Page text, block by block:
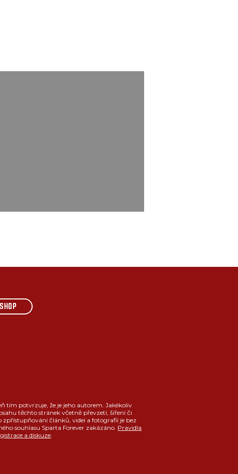
tím potvrzuje, že je jeho autorem. Jakékoliv
těchto stránek včetně převzetí, šíření či
zpřístupňování článků, videí a fotografií je bez
souhlasu Sparta Forever zakázáno. Pravidla
a diskuze